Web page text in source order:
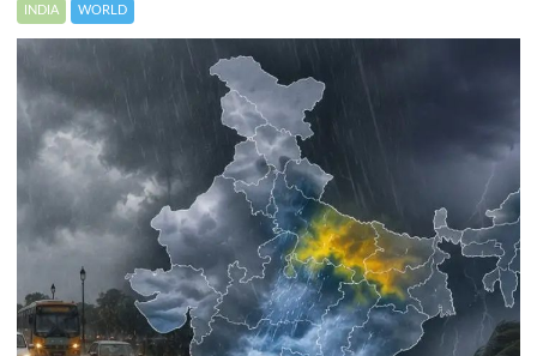
INDIA WORLD